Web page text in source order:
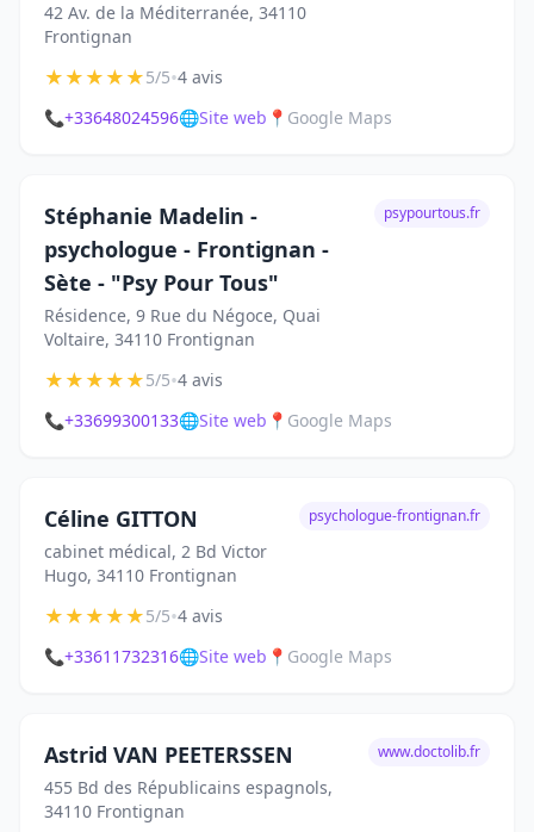
42 Av. de la Méditerranée, 34110
Frontignan
★★★★★5/5•4 avis
📞+33648024596🌐Site web 📍 Google Maps
Stéphanie Madelin -
psychologue - Frontignan -
Sète - "Psy Pour Tous"
Résidence, 9 Rue du Négoce, Quai
Voltaire, 34110 Frontignan
psypourtous.fr
★★★★★5/5•4 avis
📞+33699300133🌐Site web 📍 Google Maps
Céline GITTON
cabinet médical, 2 Bd Victor
Hugo, 34110 Frontignan
psychologue-frontignan.fr
★★★★★5/5•4 avis
📞+33611732316🌐Site web 📍 Google Maps
Astrid VAN PEETERSSEN
455 Bd des Républicains espagnols,
34110 Frontignan
www.doctolib.fr